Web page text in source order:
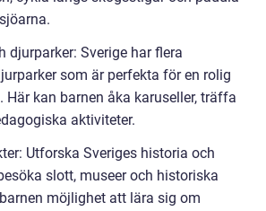
djurparker: Sverige har flera
som är perfekta för en rolig
kan barnen åka karuseller, träffa
aktiviteter.
Utforska Sveriges historia och
slott, museer och historiska
möjlighet att lära sig om